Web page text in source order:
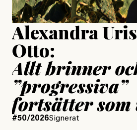
Alexandra
Otto:
Allt brinner
”progressiva”
fortsätter
#50/2026Signerat